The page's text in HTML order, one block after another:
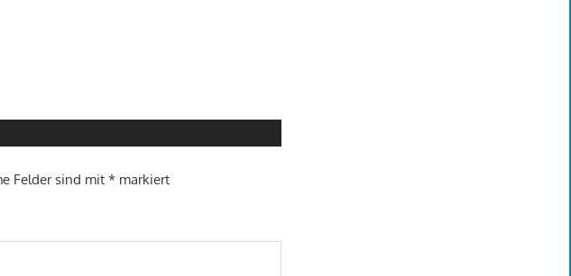
Felder sind mit* markiert